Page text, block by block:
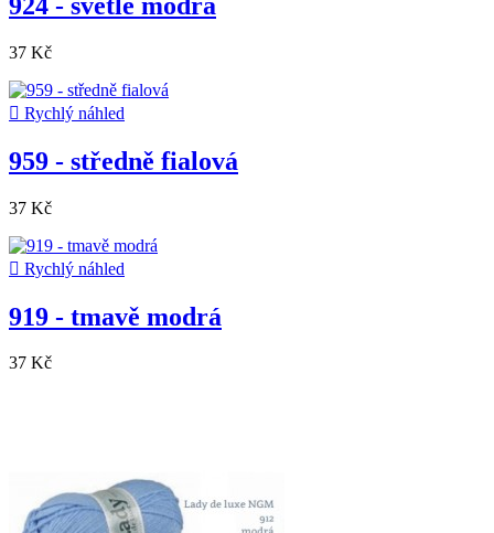
37 Kč
 Rychlý náhled
959 - středně fialová
37 Kč
 Rychlý náhled
919 - tmavě modrá
37 Kč